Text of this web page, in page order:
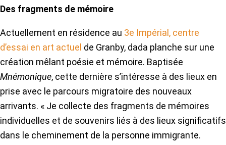
Des fragments de mémoire
Actuellement en résidence au 3e Impérial, centre
d’essai en art actuel de Granby, dada planche sur une
création mêlant poésie et mémoire. Baptisée
Mnémonique, cette dernière s’intéresse à des lieux en
prise avec le parcours migratoire des nouveaux
arrivants. « Je collecte des fragments de mémoires
individuelles et de souvenirs liés à des lieux significatifs
dans le cheminement de la personne immigrante.